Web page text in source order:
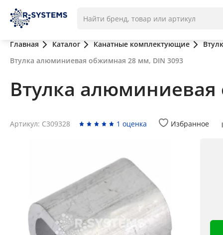
Главная Каталог Канатные комплектующие
Втулка алюминиевая обжимная 28 мм, DIN 3093
Втулка
Артикул: С309328 1 оценка Избранное